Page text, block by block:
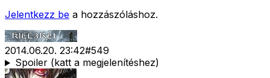
Jelentkezz be a hozzászóláshoz.
2014.06.20. 23:42#549
Spoiler (katt a megjelenítéshez)